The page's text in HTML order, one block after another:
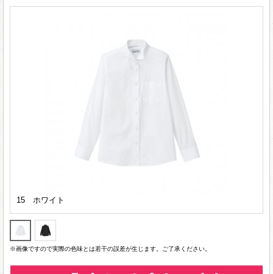
15 ホワイト
※画像ですので実際の色味とは若干の誤差が生じます。ご了承ください。